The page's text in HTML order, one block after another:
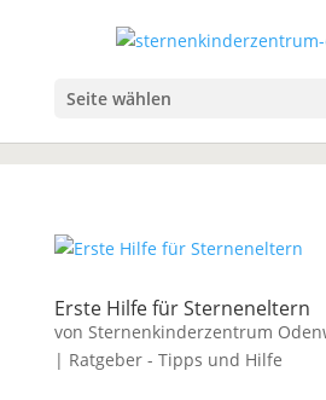
Seite wählen
Erste Hilfe für Sterneneltern
von Sternenkinderzentrum
| Ratgeber - Tipps und Hilfe